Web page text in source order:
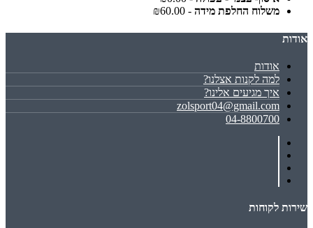
משלוח החלפת מידה - ₪60.00
אודות
אודות
למה לקנות אצלנו?
איך מגיעים אלינו?
zolsport04@gmail.com
04-8800700
שירות לקוחות